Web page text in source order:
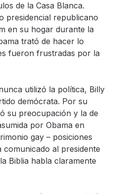
de la Casa Blanca.
presidencial republicano
en su hogar durante la
trató de hacer lo
fueron frustradas por la
utilizó la política, Billy
demócrata. Por su
su preocupación y la de
por Obama en
gay – posiciones
al presidente
Biblia habla claramente